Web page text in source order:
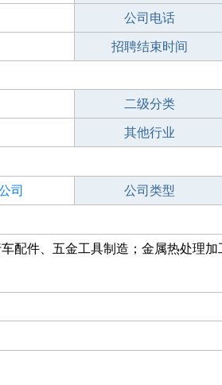
公司电话
招聘结束时间
二级分类
其他行业
司 公司类型
配件、五金工具制造；金属热处理